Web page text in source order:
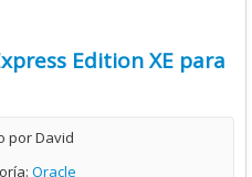
Edition XE para
porDavid
Oracle